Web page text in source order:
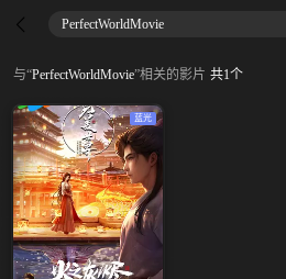
PerfectWorldMovie
与“PerfectWorldMovie”相关的影片 共1个
蓝光